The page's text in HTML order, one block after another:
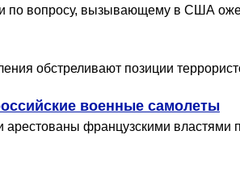
по вопросу, вызывающему в США
обстреливают позиции
военные самолеты
французскими властями